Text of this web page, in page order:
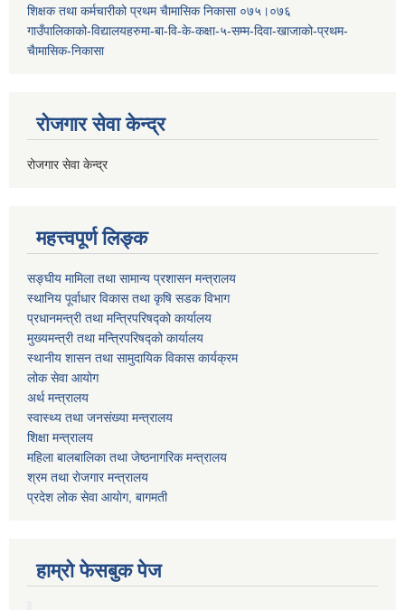
शिक्षक तथा कर्मचारीको प्रथम च‌ैामासिक निकासा ०७५।०७६
गाउँपालिकाको-विद्यालयहरुमा-बा-वि-के-कक्षा-५-सम्म-दिवा-खाजाको-प्रथम-
चैामासिक-निकासा
रोजगार सेवा केन्द्र
रोजगार सेवा केन्द्र
महत्त्वपूर्ण लिङ्क
सङ्घीय मामिला तथा सामान्य प्रशासन मन्त्रालय
स्थानिय पूर्वाधार विकास तथा कृषि सडक विभाग
प्रधानमन्त्री तथा मन्त्रिपरिषद्को कार्यालय
मुख्यमन्त्री तथा मन्त्रिपरिषद्को कार्यालय
स्थानीय शासन तथा सामुदायिक विकास कार्यक्रम
लोक सेवा आयोग
अर्थ मन्त्रालय
स्वास्थ्य तथा जनस‌ंख्या मन्त्रालय
शिक्षा मन्त्रालय
महिला बालबालिका तथा जेष्ठनागरिक मन्त्रालय
श्रम तथा राेजगार मन्त्रालय
प्रदेश लोक सेवा आयाेग, बागमती
हाम्रो फेसबुक पेज